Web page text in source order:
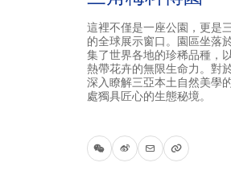
這裡不僅是一座公園，更是
的全球展示窗口。園區坐落
集了世界各地的珍稀品種，
熱帶花卉的無限生命力。對
深入瞭解三亞本土自然美學
處獨具匠心的生態秘境。